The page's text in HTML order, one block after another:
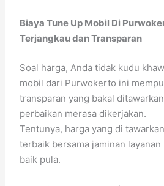
Biaya Tune Up Mobil Di
Terjangkau dan Transparan
Soal harga, Anda tidak kudu
mobil dari Purwokerto ini
transparan yang bakal
perbaikan merasa dikerjakan.
Tentunya, harga yang di
terbaik bersama jaminan
baik pula.